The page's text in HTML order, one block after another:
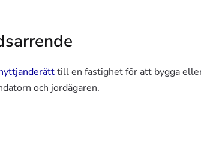
till en fastighet för att bygga
och jordägaren.